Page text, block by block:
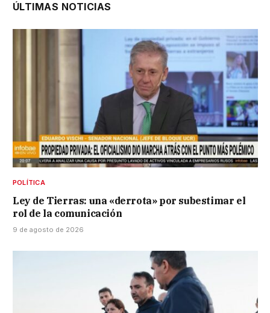
ÚLTIMAS NOTICIAS
POLÍTICA
Ley de Tierras: una «derrota» por subestimar el
rol de la comunicación
9 de agosto de 2026